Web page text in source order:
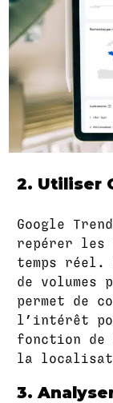
2. Utiliser
Google
repérer les
temps réel.
de
permet de
l’intérêt
fonction de
la
3.